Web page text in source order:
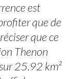
est
que de
que ce
Thenon
25.92 km²